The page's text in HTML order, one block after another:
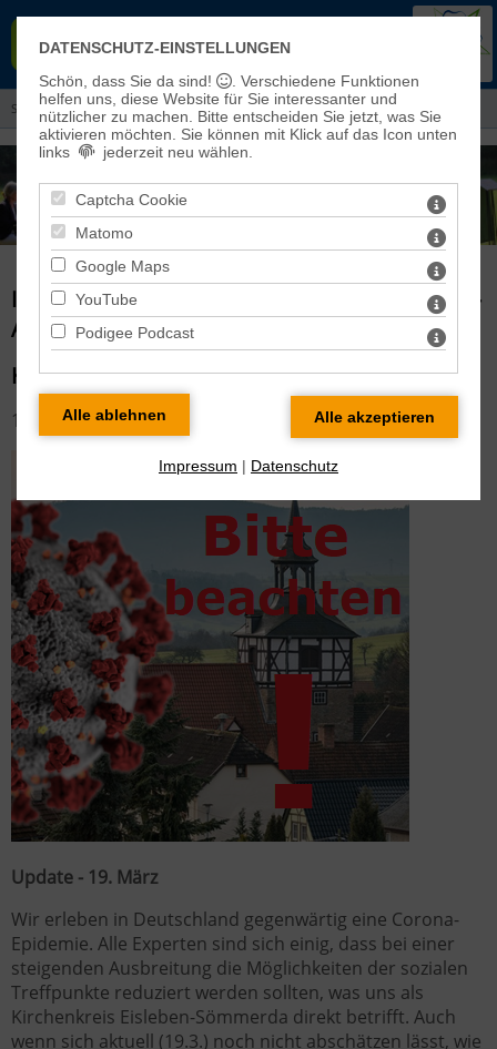
EISLEBEN-SÖMMERDA
Sie sind hier:Aktuelles> Informationen aus dem Kreiskirchenrat
INFORMATIONEN AUS DEM KREISKIRCHENRAT -
ARCHIV
KIRCHLICHES LEBEN & CORONA (19.MÄRZ)
13.03.2020
Update - 19. März
Wir erleben in Deutschland gegenwärtig eine Corona-
Epidemie. Alle Experten sind sich einig, dass bei einer
steigenden Ausbreitung die Möglichkeiten der sozialen
Treffpunkte reduziert werden sollten, was uns als
Kirchenkreis Eisleben-Sömmerda direkt betrifft. Auch
wenn sich aktuell (19.3.) noch nicht abschätzen lässt, wie
DATENSCHUTZ-EINSTELLUNGEN
Schön, dass Sie da sind!
. Verschiedene Funktionen
helfen uns, diese Website für Sie interessanter und
nützlicher zu machen.
Bitte entscheiden Sie jetzt, was Sie
aktivieren möchten. Sie können mit Klick auf das Icon unten
links
jederzeit neu wählen.
Captcha Cookie
Matomo
Google Maps
YouTube
Podigee Podcast
Impressum | Datenschutz